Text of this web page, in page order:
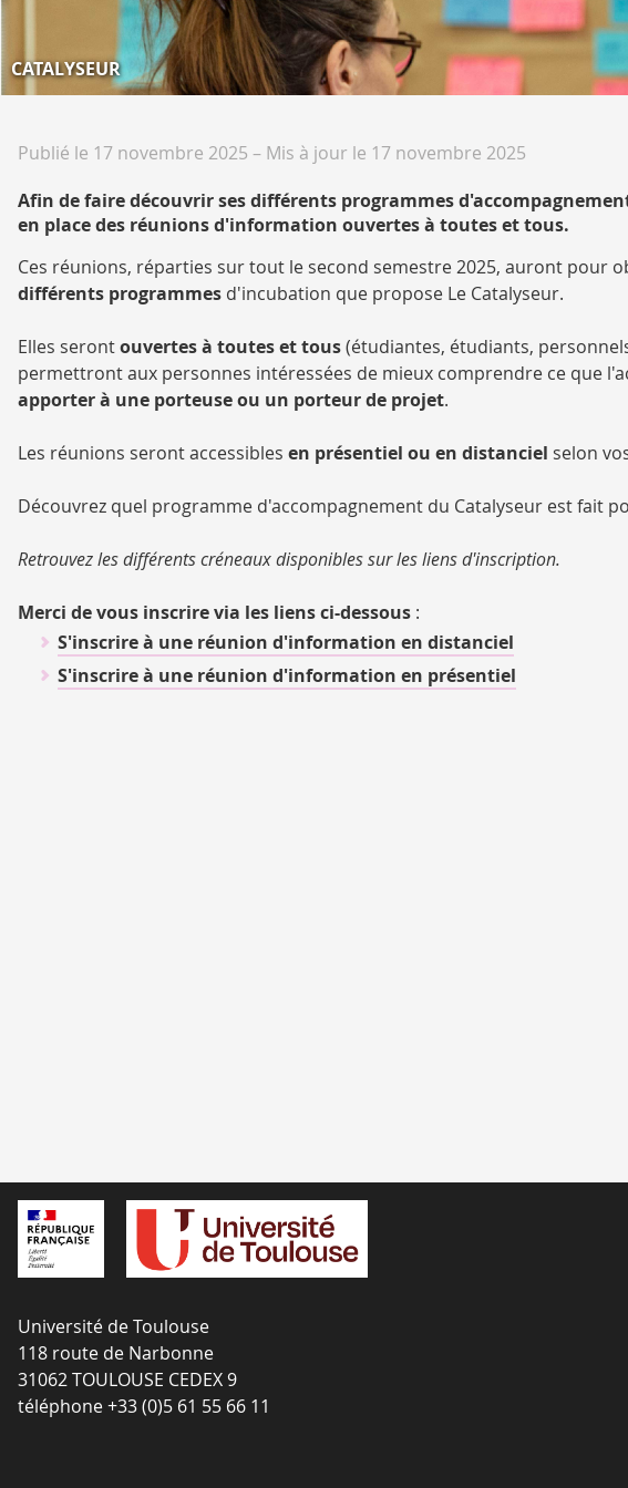
CATALYSEUR
Publié le 17 novembre 2025 – Mis à jour le 17 novembre 2025
Afin de faire découvrir ses différents programmes
en place des réunions d'information ouvertes à toutes et tous.
Ces réunions, réparties sur tout le second semestre 2025, auront pour
différents programmes d'incubation que propose Le Catalyseur.
Elles serontouvertes à toutes et tous(étudiantes, étudiants,
permettront aux personnes intéressées de mieux comprendre ce que
apporter à une porteuse ou un porteur de projet.
Les réunions seront accessibles en présentiel ou en distanciel selon
Découvrez quel programme d'accompagnement du Catalyseur est fait
Retrouvez les différents créneaux disponibles sur les liens d'inscription.
Merci de vous inscrire via les liens ci-dessous :
S'inscrire à une réunion d'information en distanciel
S'inscrire à une réunion d'information en présentiel
Université de Toulouse
118 route de Narbonne
31062 TOULOUSE CEDEX 9
téléphone +33 (0)5 61 55 66 11